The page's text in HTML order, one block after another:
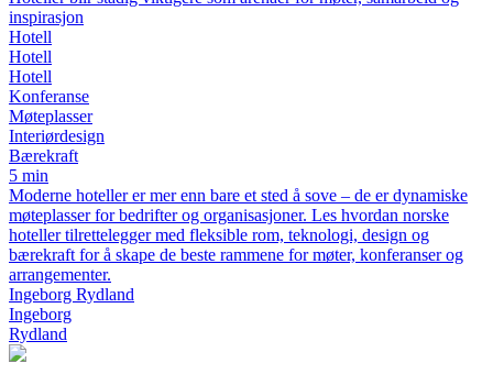
inspirasjon
Hotell
Hotell
Hotell
Konferanse
Møteplasser
Interiørdesign
Bærekraft
5 min
Moderne hoteller er mer enn bare et sted å sove – de er dynamiske
møteplasser for bedrifter og organisasjoner. Les hvordan norske
hoteller tilrettelegger med fleksible rom, teknologi, design og
bærekraft for å skape de beste rammene for møter, konferanser og
arrangementer.
Ingeborg Rydland
Ingeborg
Rydland